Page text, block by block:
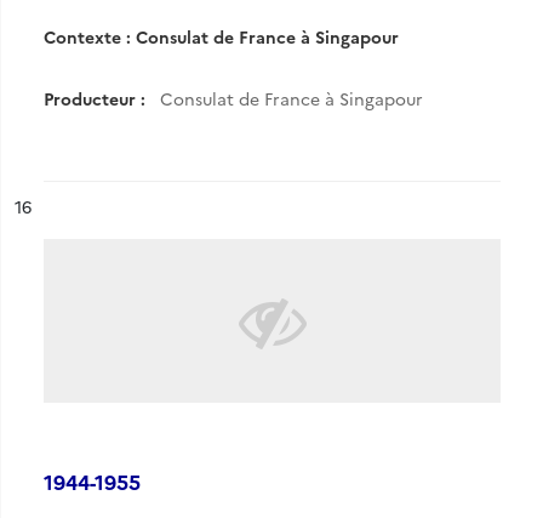
Contexte : Consulat de France à Singapour
Producteur : Consulat de France à Singapour
n°
16
1944-1955